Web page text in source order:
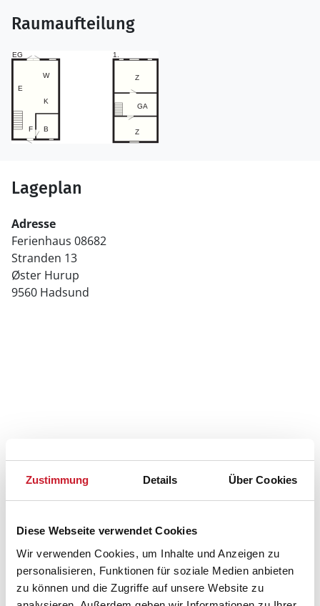
Zustimmung Details Über Cookies
Diese Webseite verwendet Cookies
Wir verwenden Cookies, um Inhalte und Anzeigen zu
personalisieren, Funktionen für soziale Medien anbieten
zu können und die Zugriffe auf unsere Website zu
Raumaufteilung
Lageplan
Adresse
Ferienhaus 08682
Stranden 13
Øster Hurup
9560 Hadsund